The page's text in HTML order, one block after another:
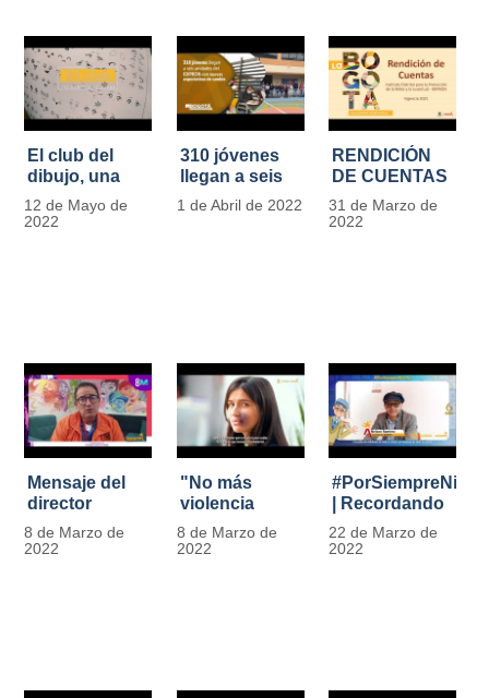
El club del
dibujo, una
apuesta para
formar
12 de Mayo de
2022
310 jóvenes
llegan a seis
unidades del
IDIPRON con
1 de Abril de 2022
RENDICIÓN
DE CUENTAS
IDIPRON |
Vigencia 2021
31 de Marzo de
2022
Mensaje del
director
Carlos Marín |
Día
8 de Marzo de
2022
"No más
violencia
contra la
mujer" | 8
8 de Marzo de
2022
| Recordando
al Padre
Javier de
22 de Marzo de
2022